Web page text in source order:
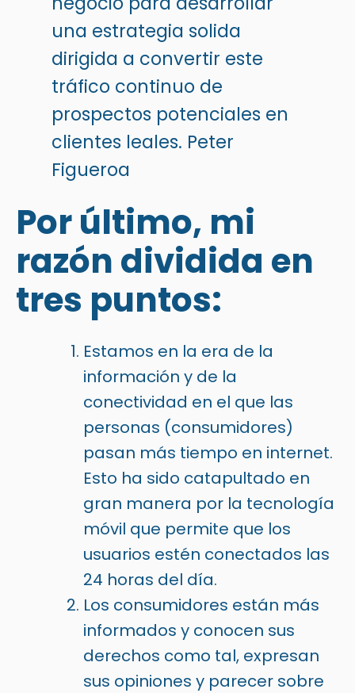
una estrategia solida
dirigida a convertir este
tráfico continuo de
prospectos potenciales en
clientes leales. Peter
Figueroa
Por último, mi
razón dividida en
tres puntos:
Estamos en la era de la
información y de la
conectividad en el que las
personas (consumidores)
pasan más tiempo en internet.
Esto ha sido catapultado en
gran manera por la tecnología
móvil que permite que los
usuarios estén conectados las
24 horas del día.
Los consumidores están más
informados y conocen sus
derechos como tal, expresan
sus opiniones y parecer sobre